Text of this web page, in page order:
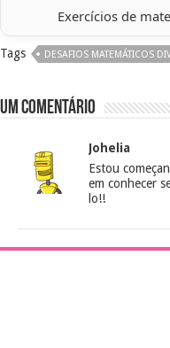
Exercícios de
Tags DESAFIOS MATEMÁTICOS
Um comentário
Johelia
Estou
em conhecer
lo!!